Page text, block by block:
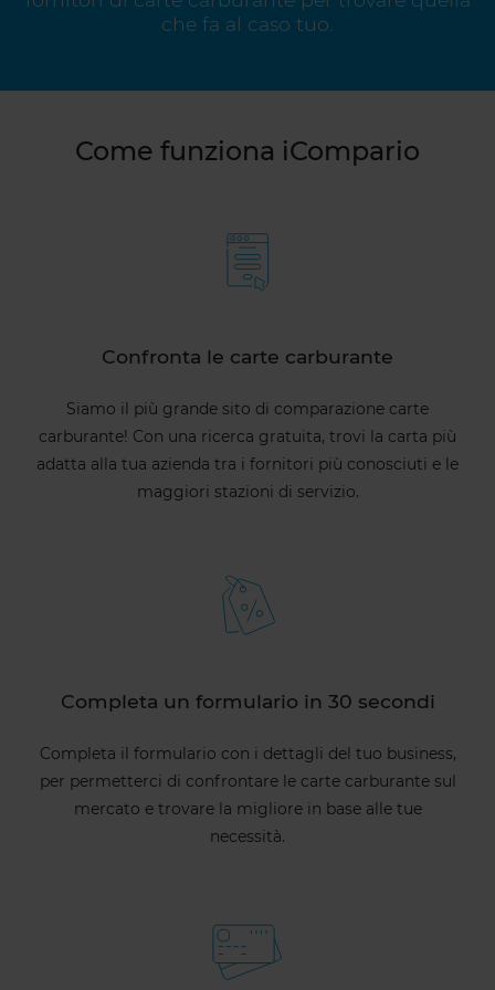
che fa al caso tuo.
Come funziona iCompario
Confronta le carte carburante
Siamo il più grande sito di comparazione carte
carburante! Con una ricerca gratuita, trovi la carta più
adatta alla tua azienda tra i fornitori più conosciuti e le
maggiori stazioni di servizio.
Completa un formulario in 30 secondi
Completa il formulario con i dettagli del tuo business,
per permetterci di confrontare le carte carburante sul
mercato e trovare la migliore in base alle tue
necessità.